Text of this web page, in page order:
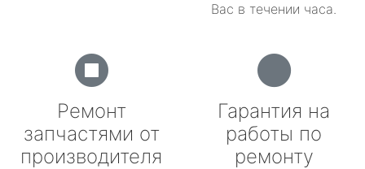
Вас в течении часа.
Ремонт
запчастями от
производителя
Гарантия на
работы по
ремонту